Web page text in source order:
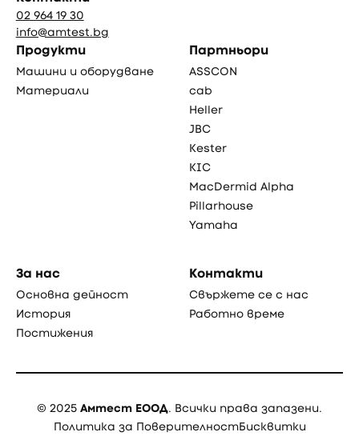
02 964 19 30
info@amtest.bg
Продукти
Машини и оборудване
Материали
Партньори
ASSCON
cab
Heller
JBC
Kester
KIC
MacDermid Alpha
Pillarhouse
Yamaha
За нас
Основна дейност
История
Постижения
Контакти
Свържете се с нас
Работно време
© 2025 Амтест ЕООД. Всички права запазени.
Политика за ПоверителностБисквитки